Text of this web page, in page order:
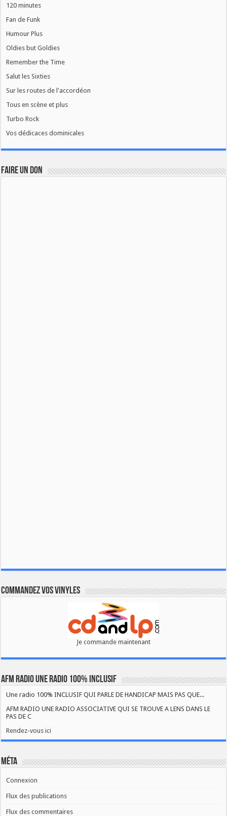
120 minutes
Fan de Funk
Humour Plus
Oldies but Goldies
Remember the Time
Salut les Sixties
Sur les routes de l'accordéon
Tous en scène et plus
Turbo Rock
Vos dédicaces dominicales
FAIRE UN DON
Commandez vos vinyles
Je commande maintenant
AFM RADIO UNE RADIO 100% INCLUSIF
Une radio 100% INCLUSIF QUI PARLE DE HANDICAP MAIS PAS QUE...
AFM RADIO UNE RADIO ASSOCIATIVE QUI SE TROUVE A LENS DANS LE
PAS DE C
Rendez-vous ici
Méta
Connexion
Flux des publications
Flux des commentaires